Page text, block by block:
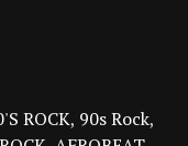
ROCK 90s Rock